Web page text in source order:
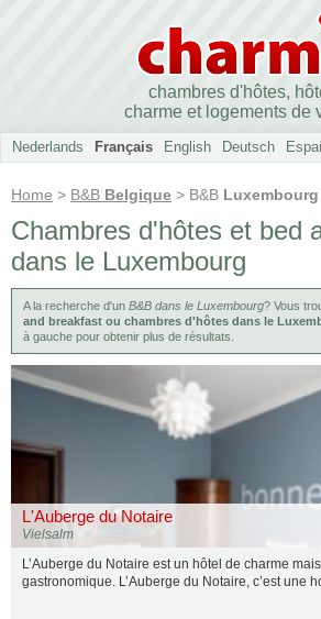
chambres d'hôtes,
charme et logements de
Nederlands Français English Deutsch
Home > B&B Belgique > B&B Luxembourg
Chambres d'hôtes et bed
dans le Luxembourg
A la recherche d'un B&B dans le Luxembourg? Vous
and breakfast ou chambres d'hôtes dans le
à gauche pour obtenir plus de résultats.
L'Auberge du Notaire
Vielsalm
L’Auberge du Notaire est un hôtel de charme
gastronomique. L’Auberge du Notaire, c’est une